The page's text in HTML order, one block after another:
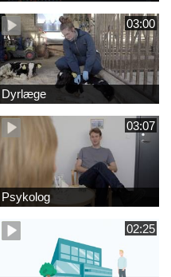
03:00
Dyrlæge
03:07
Psykolog
02:25